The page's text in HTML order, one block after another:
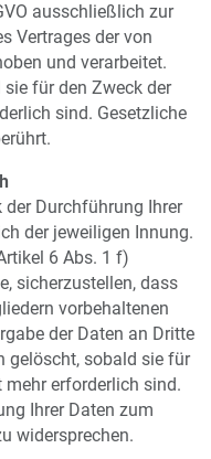
ausschließlich zur
Vertrages der von
und verarbeitet.
für den Zweck der
sind. Gesetzliche
der Durchführung Ihrer
der jeweiligen Innung.
6 Abs. 1 f)
sicherzustellen, dass
vorbehaltenen
der Daten an Dritte
gelöscht, sobald sie für
erforderlich sind.
Ihrer Daten zum
widersprechen.